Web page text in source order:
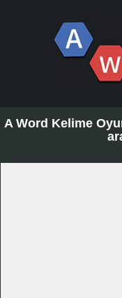
A Word Kelime